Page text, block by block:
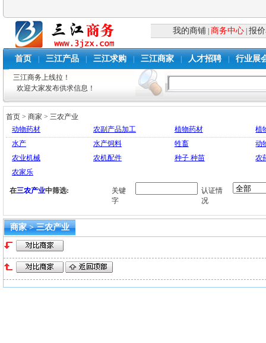
我的商铺 商务中心 |报
首页 三江产品 三江求购 三江商家 人才招聘 行业展
三江商务上线拉！
欢迎大家发布供求信息！
首页 >商家 >三农产业
动物药材
农副产品加工 植物药材
植
水产
水产饲料 牲畜
动
农业机械
农机配件 种子 种苗
农
农家乐
在三农产业中筛选:
关键
字
认证情
况
商家 > 三农产业